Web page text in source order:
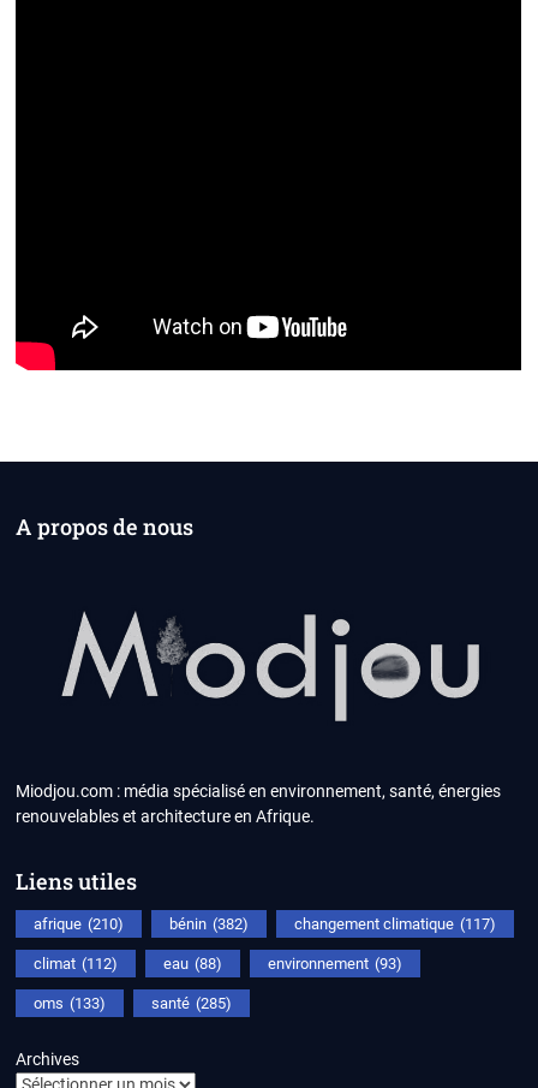
A propos de nous
Miodjou.com : média spécialisé en environnement, santé, énergies
renouvelables et architecture en Afrique.
Liens utiles
afrique (210) bénin (382) changement climatique (117)
climat (112) eau (88) environnement (93)
oms (133) santé (285)
Archives